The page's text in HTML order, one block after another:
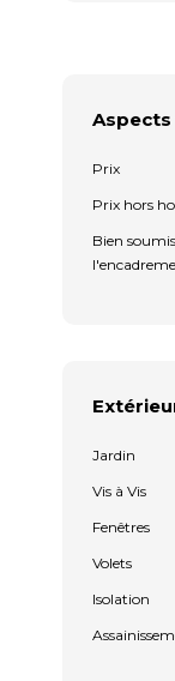
Prix
Prix hors
Bien
Jardin
Vis à Vis
Fenêtres
Volets
Isolation